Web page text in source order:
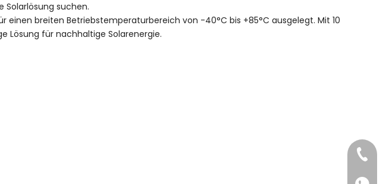
Solarlösung suchen.
breiten Betriebstemperaturbereich von -40°C bis +85°C ausgelegt. Mit 10
Lösung für nachhaltige Solarenergie.
+86-